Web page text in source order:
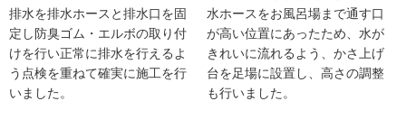
排水を排水ホースと排水口を固
定し防臭ゴム・エルボの取り付
けを行い正常に排水を行えるよ
う点検を重ねて確実に施工を行
いました。
水ホースをお風呂場まで通す口
が高い位置にあったため、水が
きれいに流れるよう、かさ上げ
台を足場に設置し、高さの調整
も行いました。